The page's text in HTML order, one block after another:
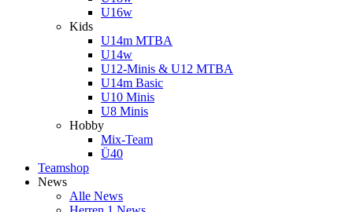
U16w
Kids
U14m MTBA
U14w
U12-Minis & U12 MTBA
U14m Basic
U10 Minis
U8 Minis
Hobby
Mix-Team
Ü40
Teamshop
News
Alle News